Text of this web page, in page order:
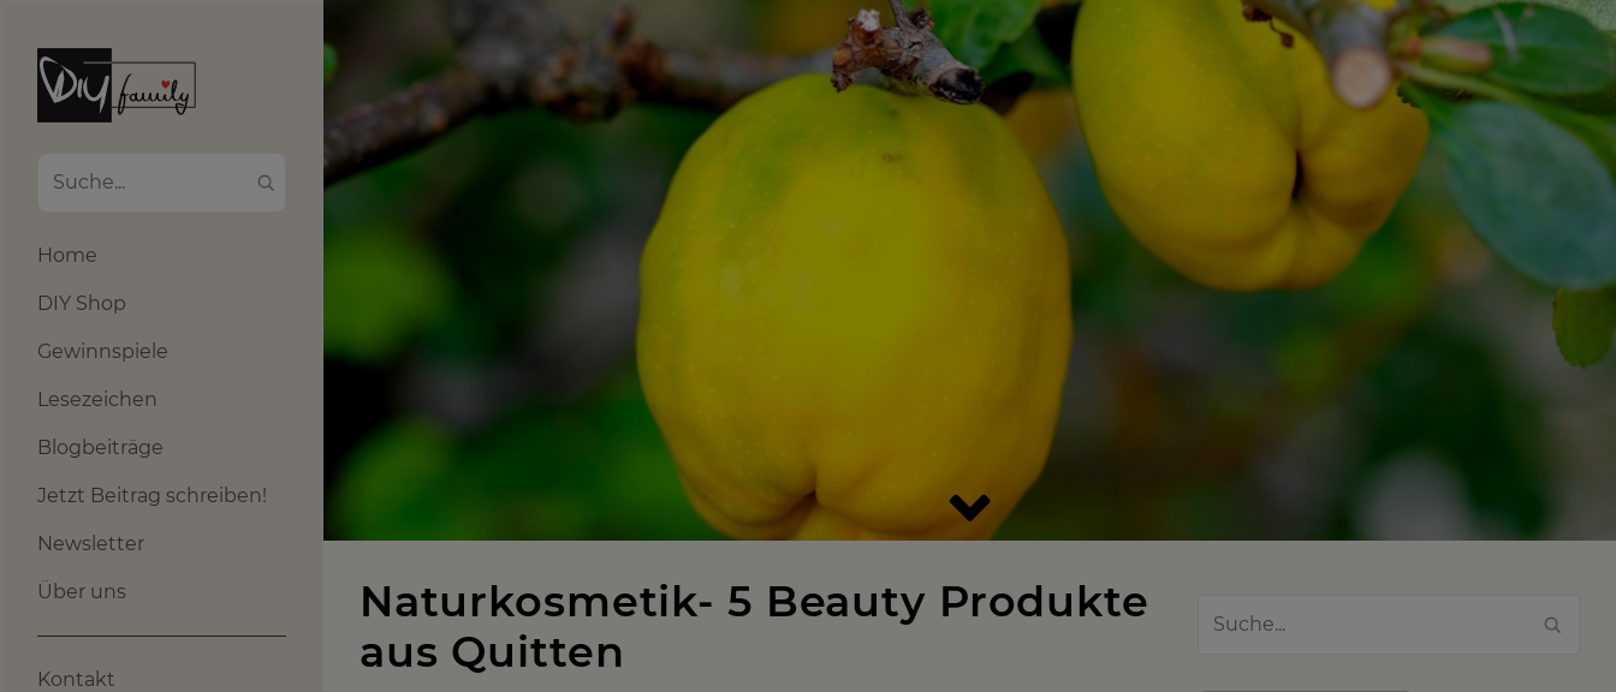
Home
DIY Shop
Gewinnspiele
Lesezeichen
Blogbeiträge
Jetzt Beitrag schreiben!
Newsletter
Über uns
Kontakt
Naturkosmetik- 5 Beauty Produkte
aus Quitten